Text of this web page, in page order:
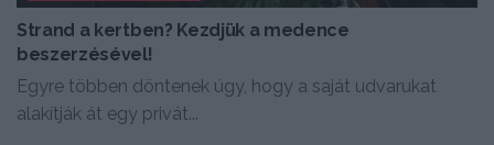
Strand a kertben? Kezdjük a medence
beszerzésével!
Egyre többen döntenek úgy, hogy a saját udvarukat
alakítják át egy privát...